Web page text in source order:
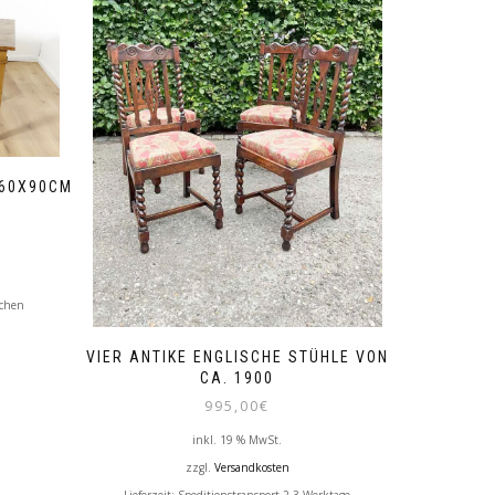
VIER ANTIKE ENGLISCHE STÜHLE VON
CA. 1900
995,00€
inkl. 19 % MwSt.
zzgl. Versandkosten